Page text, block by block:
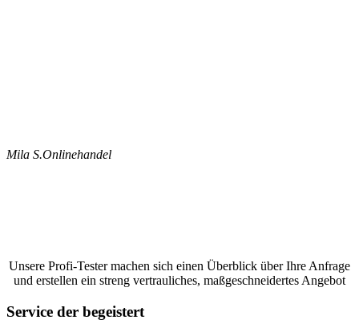
Mila S.Onlinehandel
Unsere Profi-Tester machen sich einen Überblick über Ihre Anfrage
und erstellen ein streng vertrauliches, maßgeschneidertes Angebot
Service der begeistert